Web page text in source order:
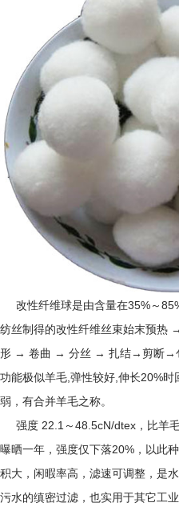
改性纤维球是由含量在35%～
纺丝制得的改性纤维丝束始末预
形 → 卷曲 → 分丝 → 扎结→剪断→
功能极似羊毛,弹性较好,伸长20%
弱，有合并羊毛之称。
强度 22.1～48.5cN/dtex，比羊
曝晒一年，强度仅下落20%，以此
积大，闲暇率高，滤速可调整，是
污水的缜密过滤，也实用于其它工业